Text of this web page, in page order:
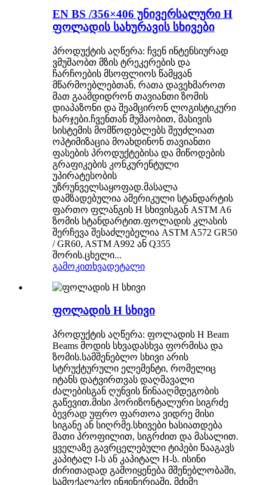
EN BS /356×406 უნივერსალური H
ფოლადის სახურავის სხივები
პროდუქტის აღწერა: ჩვენ ინტენსიურად
ვმუშაობთ მზის ტრეკერების და
ჩარჩოების მსოფლიოს წამყვან
მწარმოებლებთან, რათა დავეხმაროთ
მათ გაამდიდრონ თავიანთი ზომის
დიაპაზონი და შეამცირონ ლოგისტიკური
ხარჯები.ჩვენთან მუშაობით, მასივის
სისტემის მომწოდებლებს შეუძლიათ
ოპტიმიზაცია მოახდინონ თავიანთი
ფასების პროდუქტებისა და მიწოდების
გრაფიკების კონკურენტული
უპირატესობის
უზრუნველსაყოფად.მასალა
დამზადებულია ამერიკული სტანდარტის
ფართო ფლანგის H სხივისგან ASTM A6
ზომის სტანდარტით.ფოლადის კლასის
შერჩევა შესაძლებელია ASTM A572 GR50
/ GR60, ASTM A992 ან Q355
შორის.ცხელი...
გამოკითხვადეტალი
ფოლადის H სხივი
პროდუქტის აღწერა: ფოლადის H Beam
Beams მოდის სხვადასხვა ფორმისა და
ზომის.სამშენებლო სხივი არის
სტრუქტურული ელემენტი, რომელიც
იტანს დატვირთვას დაღმავალი
ძალებისგან ღუნვის წინააღმდეგობის
გაწევით.მისი ჰორიზონტალური სიგრძე
ბევრად უფრო ფართოა ვიდრე მისი
სიგანე ან სიღრმე.სხივები ხასიათდება
მათი პროფილით, სიგრძით და მასალით.
ყველაზე გავრცელებული ტიპები წააგავს
კაპიტალ I-ს ან კაპიტალ H-ს. ისინი
ძირითადად გამოიყენება მშენებლობაში,
სამოქალაქო ინჟინერიაში, მძიმე